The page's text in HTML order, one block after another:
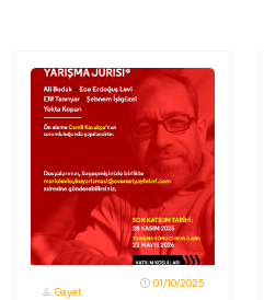
Gayet
01/10/2025